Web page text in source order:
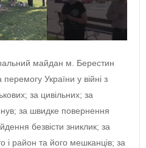
майдан м. Берестин
України у війні з
за цивільних; за
за швидке повернення
безвісти зниклик; за
і район та його мешканців; за